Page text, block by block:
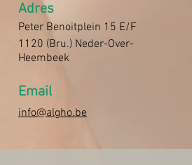
Adres
Peter Benoitplein 15 E/F
1120 (Bru.) Neder-Over-
Heembeek
Email
info@algho.be